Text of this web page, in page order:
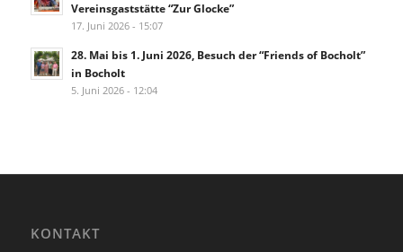
Vereinsgaststätte “Zur Glocke”
17. Juni 2026 - 15:07
28. Mai bis 1. Juni 2026, Besuch der “Friends of Bocholt”
in Bocholt
5. Juni 2026 - 12:04
KONTAKT